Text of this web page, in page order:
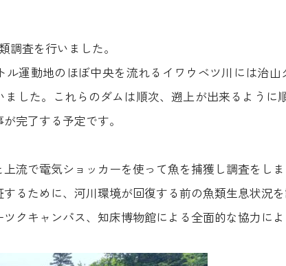
調査を行いました。
ル運動地のほぼ中央を流れるイワウベツ川には治
した。これらのダムは順次、遡上が出来るように
完了する予定です。
流で電気ショッカーを使って魚を捕獲し調査をしま
るために、河川環境が回復する前の魚類生息状況を
クキャンパス、知床博物館による全面的な協力によ